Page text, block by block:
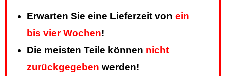
Erwarten Sie eine Lieferzeit von ein
bis vier Wochen!
Die meisten Teile können nicht
zurückgegeben werden!